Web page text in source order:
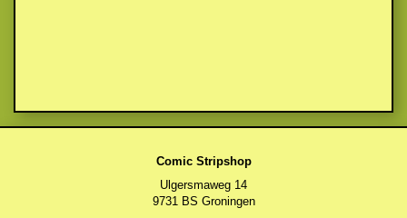
Comic Stripshop
Ulgersmaweg 14
9731 BS Groningen